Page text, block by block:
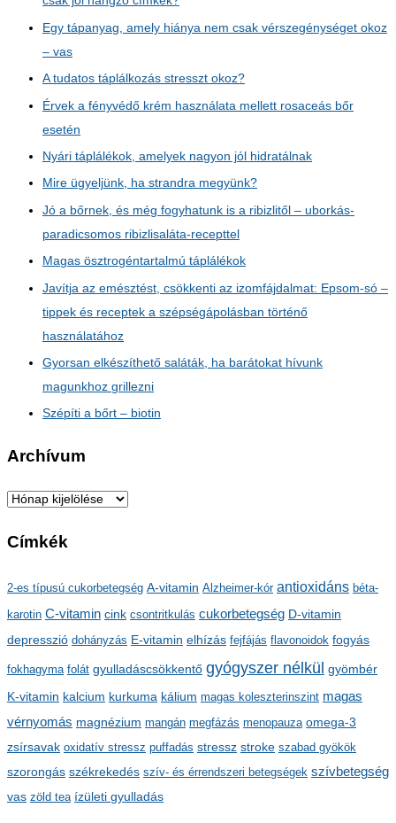
Egy tápanyag, amely hiánya nem csak vérszegénységet okoz
– vas
A tudatos táplálkozás stresszt okoz?
Érvek a fényvédő krém használata mellett rosaceás bőr
esetén
Nyári táplálékok, amelyek nagyon jól hidratálnak
Mire ügyeljünk, ha strandra megyünk?
Jó a bőrnek, és még fogyhatunk is a ribizlitől – uborkás-
paradicsomos ribizlisaláta-recepttel
Magas ösztrogéntartalmú táplálékok
Javítja az emésztést, csökkenti az izomfájdalmat: Epsom-só –
tippek és receptek a szépségápolásban történő
használatához
Gyorsan elkészíthető saláták, ha barátokat hívunk
magunkhoz grillezni
Szépíti a bőrt – biotin
Archívum
A
c
í
v
u
m
Címkék
2-es típusú cukorbetegség A-vitamin Alzheimer-kór antioxidáns béta-
karotin C-vitamin cink csontritkulás cukorbetegség D-vitamin
depresszió dohányzás E-vitamin elhízás fejfájás flavonoidok fogyás
fokhagyma folát gyulladáscsökkentő gyógyszer nélkül gyömbér
K-vitamin kalcium kurkuma kálium magas koleszterinszint magas
vérnyomás magnézium mangán megfázás menopauza omega-3
zsírsavak oxidatív stressz puffadás stressz stroke szabad gyökök
szorongás székrekedés szív- és érrendszeri betegségek szívbetegség
vas zöld tea ízületi gyulladás